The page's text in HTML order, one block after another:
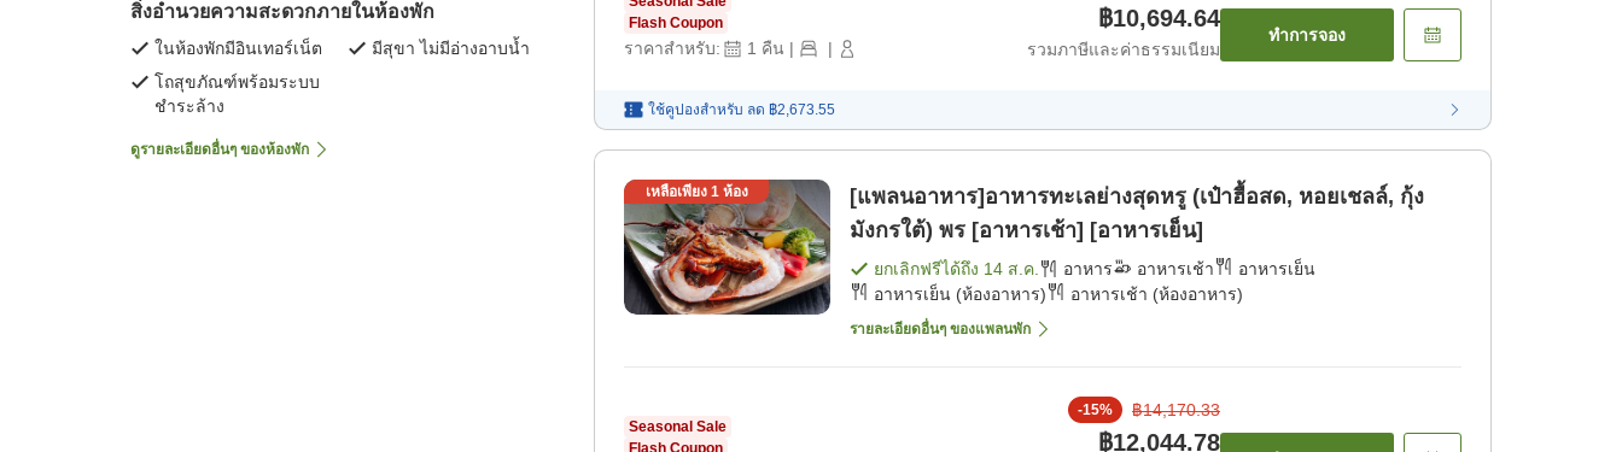
สิ่งอำนวยความสะดวกภายในห้องพัก
ในห้องพักมีอินเทอร์เน็ต
มีสุขา ไม่มีอ่างอาบน้ำ
โถสุขภัณฑ์พร้อมระบบ
ชำระล้าง
ดูรายละเอียดอื่นๆ ของห้องพัก
Flash Coupon
ราคาสำหรับ: 1 คืน | |
฿10,694.64
รวมภาษีและค่าธรรมเนียม
ทำการจอง
ใช้คูปองสำหรับ ลด ฿2,673.55
เหลือเพียง 1 ห้อง
[แพลนอาหาร]อาหารทะเลย่างสุดหรู (เป๋าฮื้อสด, หอยเชลล์, กุ้ง
มังกรใต้) พร [อาหารเช้า] [อาหารเย็น]
ยกเลิกฟรีได้ถึง 14 ส.ค. อาหาร อาหารเช้า
อาหารเย็น
อาหารเย็น (ห้องอาหาร)
อาหารเช้า (ห้องอาหาร)
รายละเอียดอื่นๆ ของแพลนพัก
Seasonal Sale
Flash Coupon
-15% ฿14,170.33
฿12,044.78